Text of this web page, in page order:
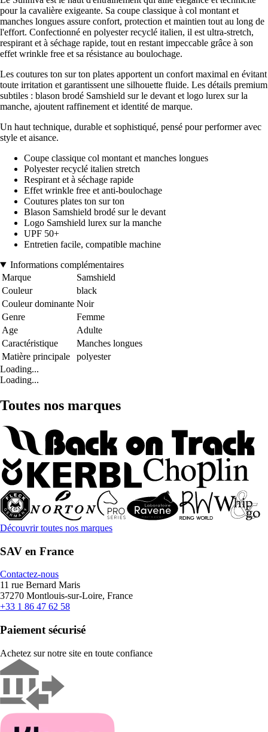
pour la cavalière exigeante. Sa coupe classique à col montant et
manches longues assure confort, protection et maintien tout au long de
l'effort. Confectionné en polyester recyclé italien, il est ultra-stretch,
respirant et à séchage rapide, tout en restant impeccable grâce à son
effet wrinkle free et sa résistance au boulochage.
Les coutures ton sur ton plates apportent un confort maximal en évitant
toute irritation et garantissent une silhouette fluide. Les détails premium
subtiles : blason brodé Samshield sur le devant et logo lurex sur la
manche, ajoutent raffinement et identité de marque.
Un haut technique, durable et sophistiqué, pensé pour performer avec
style et aisance.
Coupe classique col montant et manches longues
Polyester recyclé italien stretch
Respirant et à séchage rapide
Effet wrinkle free et anti-boulochage
Coutures plates ton sur ton
Blason Samshield brodé sur le devant
Logo Samshield lurex sur la manche
UPF 50+
Entretien facile, compatible machine
Informations complémentaires
Marque
Samshield
Couleur
black
Couleur dominante Noir
Genre
Femme
Age
Adulte
Caractéristique
Manches longues
Matière principale
polyester
Loading...
Loading...
Toutes nos marques
Découvrir toutes nos marques
SAV en France
Contactez-nous
11 rue Bernard Maris
37270 Montlouis-sur-Loire, France
+33 1 86 47 62 58
Paiement sécurisé
Achetez sur notre site en toute confiance